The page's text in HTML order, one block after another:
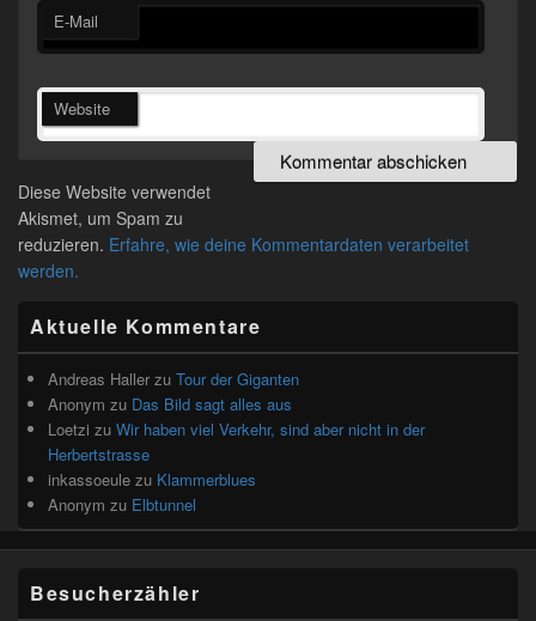
E-Mail
Website
Diese Website verwendet
Akismet, um Spam zu
reduzieren. Erfahre, wie deine Kommentardaten verarbeitet
werden.
Seitenleisten
Widget-
Bereich
Aktuelle Kommentare
Andreas Haller zu Tour der Giganten
Anonym zu Das Bild sagt alles aus
Loetzi zu Wir haben viel Verkehr, sind aber nicht in der
Herbertstrasse
inkassoeule zu Klammerblues
Anonym zu Elbtunnel
Besucherzähler